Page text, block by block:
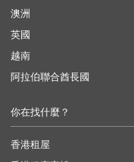
澳洲
英國
越南
阿拉伯聯合酋長國
你在找什麼？
香港租屋